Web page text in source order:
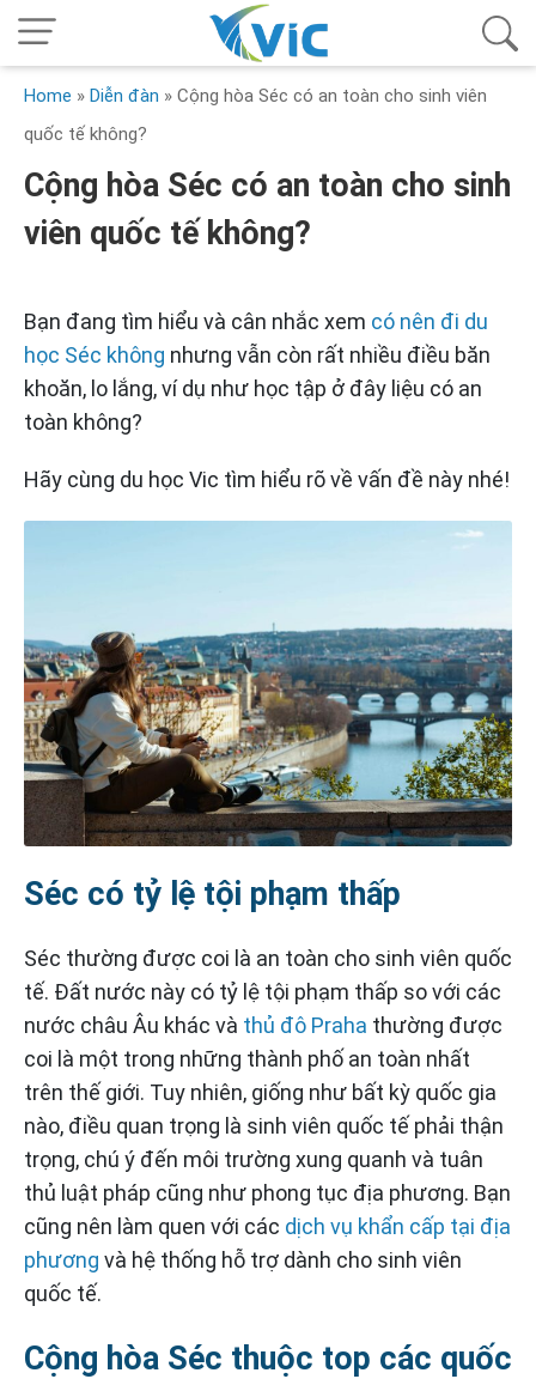
Home » Diễn đàn » Cộng hòa Séc có an toàn cho sinh viên
quốc tế không?
Cộng hòa Séc có an toàn cho sinh
viên quốc tế không?
Bạn đang tìm hiểu và cân nhắc xem có nên đi du
học Séc không nhưng vẫn còn rất nhiều điều băn
khoăn, lo lắng, ví dụ như học tập ở đây liệu có an
toàn không?
Hãy cùng du học Vic tìm hiểu rõ về vấn đề này nhé!
Séc có tỷ lệ tội phạm thấp
Séc thường được coi là an toàn cho sinh viên quốc
tế. Đất nước này có tỷ lệ tội phạm thấp so với các
nước châu Âu khác và thủ đô Praha thường được
coi là một trong những thành phố an toàn nhất
trên thế giới. Tuy nhiên, giống như bất kỳ quốc gia
nào, điều quan trọng là sinh viên quốc tế phải thận
trọng, chú ý đến môi trường xung quanh và tuân
thủ luật pháp cũng như phong tục địa phương. Bạn
cũng nên làm quen với các dịch vụ khẩn cấp tại địa
phương và hệ thống hỗ trợ dành cho sinh viên
quốc tế.
Cộng hòa Séc thuộc top các quốc